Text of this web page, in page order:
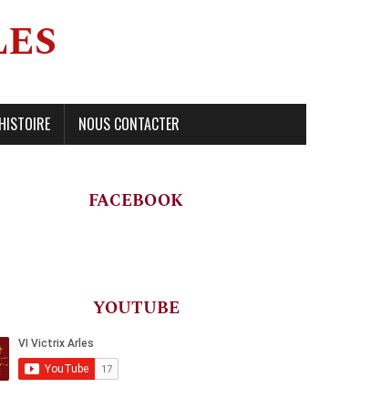
NOUS CONTACTER
FACEBOOK
YOUTUBE